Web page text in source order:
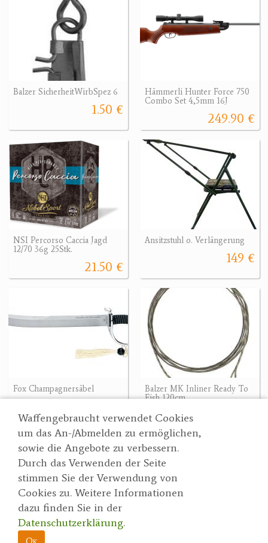
Waffengebraucht verwendet Cookies
um das An-/Abmelden zu ermöglichen,
sowie die Angebote zu verbessern.
Durch das Verwenden der Seite
stimmen Sie der Verwendung von
Cookies zu. Weitere Informationen
dazu finden Sie in der
Datenschutzerklärung.
Balzer SicherheitWirbSpez 6
1.50 €
Hämmerli Hunter Force 750
Combo Set 4,5mm 16J
249.90 €
NSI Percorso Caccia Jagd
12/70 36g 25Stk.
21.50 €
Ansitzstuhl o. Verlängerung
149 €
Fox Champagnersäbel
Balzer MK Inliner Ready To
Fish 120cm
Suche
Partner
AGBs
Datenschutzerklärung
Impressum
Wertgarner 1820
Jagd & SporthandelsgmbH
Dr. Karl-Renner-Straße 48